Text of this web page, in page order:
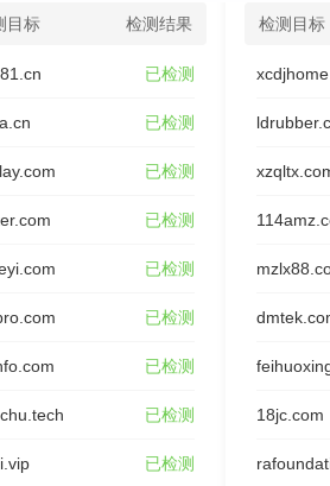
目标 检测结果
已检测
已检测
已检测
已检测
已检测
已检测
已检测
已检测
已检测
检测目标
18jc.com